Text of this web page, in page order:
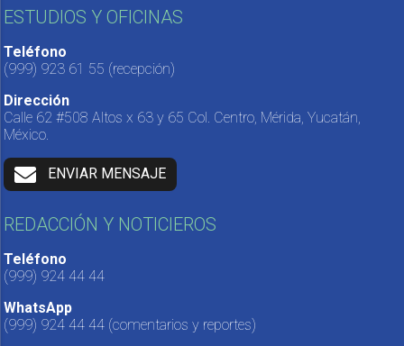
ESTUDIOS Y OFICINAS
Teléfono
(999) 923 61 55 (recepción)
Dirección
Calle 62 #508 Altos x 63 y 65 Col. Centro, Mérida, Yucatán,
México.
ENVIAR MENSAJE
REDACCIÓN Y NOTICIEROS
Teléfono
(999) 924 44 44
WhatsApp
(999) 924 44 44 (comentarios y reportes)